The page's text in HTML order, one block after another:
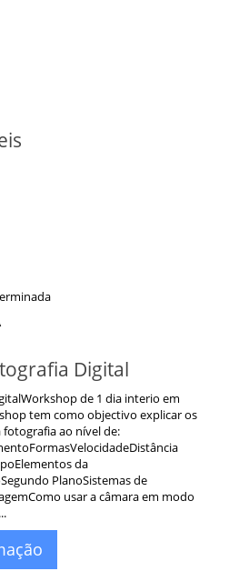
Digital
de 1 dia interio em
tem como objectivo explicar os
ao nível de:
da
PlanoSistemas de
usar a câmara em modo